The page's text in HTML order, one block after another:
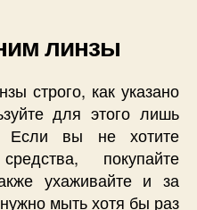
линзы
строго, как указано
для этого лишь
Если вы не хотите
покупайте
ухаживайте и за
мыть хотя бы раз